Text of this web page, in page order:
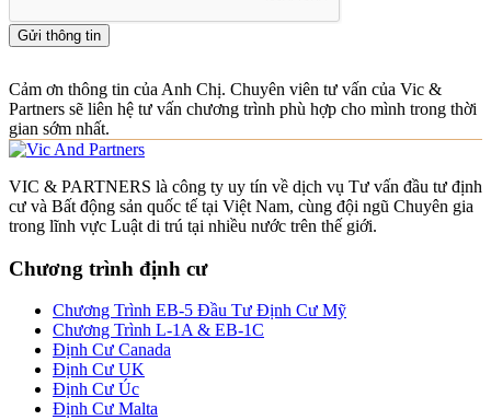
Gửi thông tin
Cảm ơn thông tin của Anh Chị. Chuyên viên tư vấn của Vic &
Partners sẽ liên hệ tư vấn chương trình phù hợp cho mình trong thời
gian sớm nhất.
VIC & PARTNERS là công ty uy tín về dịch vụ Tư vấn đầu tư định
cư và Bất động sản quốc tế tại Việt Nam, cùng đội ngũ Chuyên gia
trong lĩnh vực Luật di trú tại nhiều nước trên thế giới.
Chương trình định cư
Chương Trình EB-5 Đầu Tư Định Cư Mỹ
Chương Trình L-1A & EB-1C
Định Cư Canada
Định Cư UK
Định Cư Úc
Định Cư Malta